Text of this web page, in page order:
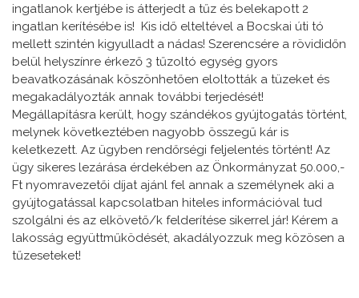
ingatlanok kertjébe is átterjedt a tűz és belekapott 2
ingatlan kerítésébe is! Kis idő elteltével a Bocskai úti tó
mellett szintén kigyulladt a nádas! Szerencsére a rövididőn
belül helyszínre érkező 3 tűzoltó egység gyors
beavatkozásának köszönhetően eloltották a tüzeket és
megakadályozták annak további terjedését!
Megállapításra került, hogy szándékos gyújtogatás történt,
melynek következtében nagyobb összegű kár is
keletkezett. Az ügyben rendőrségi feljelentés történt! Az
ügy sikeres lezárása érdekében az Önkormányzat 50.000,-
Ft nyomravezetői díjat ajánl fel annak a személynek aki a
gyújtogatással kapcsolatban hiteles információval tud
szolgálni és az elkövető/k felderítése sikerrel jár! Kérem a
lakosság együttműködését, akadályozzuk meg közösen a
tűzeseteket!